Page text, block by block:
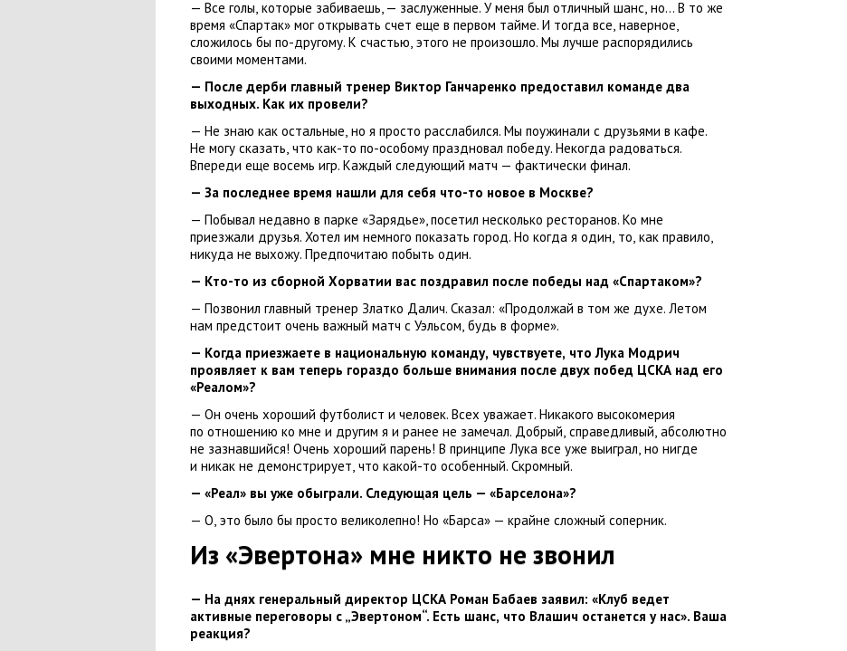
— Все голы, которые забиваешь, — заслуженные. У меня был отличный шанс, но… В то же
время «Спартак» мог открывать счет еще в первом тайме. И тогда все, наверное,
сложилось бы по-другому. К счастью, этого не произошло. Мы лучше распорядились
своими моментами.
— После дерби главный тренер Виктор Ганчаренко предоставил команде два
выходных. Как их провели?
— Не знаю как остальные, но я просто расслабился. Мы поужинали с друзьями в кафе.
Не могу сказать, что как-то по-особому праздновал победу. Некогда радоваться.
Впереди еще восемь игр. Каждый следующий матч — фактически финал.
— За последнее время нашли для себя что-то новое в Москве?
— Побывал недавно в парке «Зарядье», посетил несколько ресторанов. Ко мне
приезжали друзья. Хотел им немного показать город. Но когда я один, то, как правило,
никуда не выхожу. Предпочитаю побыть один.
— Кто-то из сборной Хорватии вас поздравил после победы над «Спартаком»?
— Позвонил главный тренер Златко Далич. Сказал: «Продолжай в том же духе. Летом
нам предстоит очень важный матч с Уэльсом, будь в форме».
— Когда приезжаете в национальную команду, чувствуете, чтоЛука Модрич
проявляет к вам теперь гораздо больше внимания после двух побед ЦСКА над его
«Реалом»?
— Он очень хороший футболист и человек. Всех уважает. Никакого высокомерия
по отношению ко мне и другим я и ранее не замечал. Добрый, справедливый, абсолютно
не зазнавшийся! Очень хороший парень! В принципе Лука все уже выиграл, но нигде
и никак не демонстрирует, что какой-то особенный. Скромный.
— «Реал» вы уже обыграли. Следующая цель — «Барселона»?
— О, это было бы просто великолепно! Но «Барса» — крайне сложный соперник.
Из «Эвертона» мне никто не звонил
— На днях генеральный директор ЦСКА Роман Бабаев заявил: «Клуб ведет
активные переговоры с „Эвертоном“. Есть шанс, что Влашич останется у нас». Ваша
реакция?